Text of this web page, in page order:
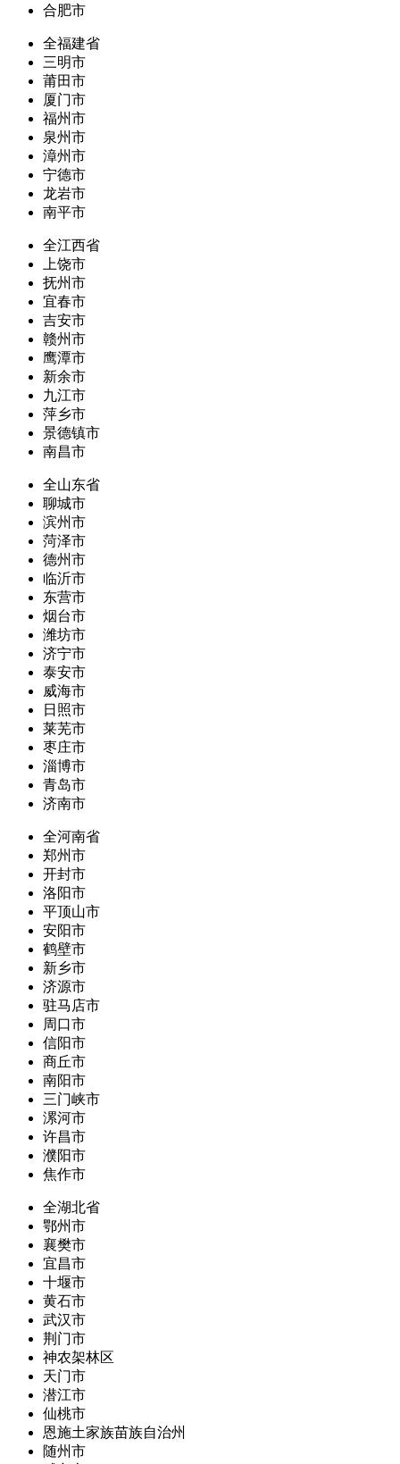
合肥市
全福建省
三明市
莆田市
厦门市
福州市
泉州市
漳州市
宁德市
龙岩市
南平市
全江西省
上饶市
抚州市
宜春市
吉安市
赣州市
鹰潭市
新余市
九江市
萍乡市
景德镇市
南昌市
全山东省
聊城市
滨州市
菏泽市
德州市
临沂市
东营市
烟台市
潍坊市
济宁市
泰安市
威海市
日照市
莱芜市
枣庄市
淄博市
青岛市
济南市
全河南省
郑州市
开封市
洛阳市
平顶山市
安阳市
鹤壁市
新乡市
济源市
驻马店市
周口市
信阳市
商丘市
南阳市
三门峡市
漯河市
许昌市
濮阳市
焦作市
全湖北省
鄂州市
襄樊市
宜昌市
十堰市
黄石市
武汉市
荆门市
神农架林区
天门市
潜江市
仙桃市
恩施土家族苗族自治州
随州市